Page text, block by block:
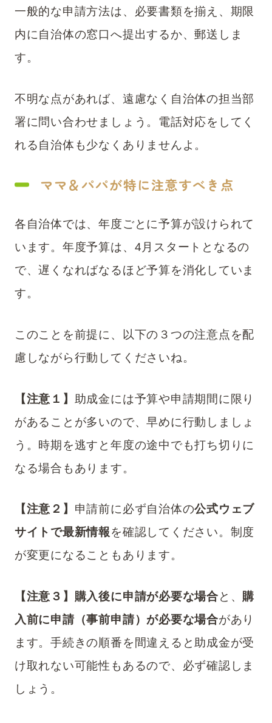
一般的な申請方法は、必要書類を揃え、期限
内に自治体の窓口へ提出するか、郵送しま
す。
不明な点があれば、遠慮なく自治体の担当部
署に問い合わせましょう。電話対応をしてく
れる自治体も少なくありませんよ。
ママ＆パパが特に注意すべき点
各自治体では、年度ごとに予算が設けられて
います。年度予算は、4月スタートとなるの
で、遅くなればなるほど予算を消化していま
す。
このことを前提に、以下の３つの注意点を配
慮しながら行動してくださいね。
【注意１】
助成金には予算や申請期間に限り
があることが多いので、早めに行動しましょ
う。時期を逃すと年度の途中でも打ち切りに
なる場合もあります。
【注意２】 申請前に必ず自治体の公式ウェブ
サイトで最新情報を確認してください。制度
が変更になることもあります。
【注意３】購入後に申請が必要な場合と、 購
入前に申請（事前申請）が必要な場合があり
ます。手続きの順番を間違えると助成金が受
け取れない可能性もあるので、必ず確認しま
しょう。